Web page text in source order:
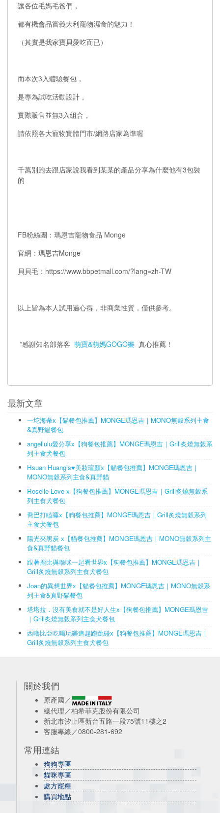
讓各位毛媽毛爸們，
都有機會品嘗義大利寵物濕食的魅力！
（其實是我家寶貝愛吃而已）
而本次3入體驗餐包，
是專為試吃活動設計，
實際販售並無3入組合，
請依照各大寵物實體門市/網路店家為準喔
千萬別跑去跟店家說我看到某某的產品分享為什麼他有3包裝
的
FB粉絲團：瑪恩吉寵物食品 Monge
官網：瑪恩吉Monge
貝貝毛：https://www.bbpetmall.com/?lang=zh-TW
以上皆為本人試用過心得，非商業性質，僅供參考。
*感謝知名部落客 萌寶&萌媽GOGO樂 真心推薦！
最新文章
一坨海蒂x【貓餐包推薦】MONGE瑪恩吉｜MONO無穀系列主食
&真野貓餐包
angellulu愛分享x【狗餐包推薦】MONGE瑪恩吉｜Grill炙燒無穀系
列主食犬餐包
Hsuan Huang's♥美妝瑄顏x【貓餐包推薦】MONGE瑪恩吉｜
MONO無穀系列主食&真野貓
Roselle Love x【狗餐包推薦】MONGE瑪恩吉｜Grill炙燒無穀系
列主食犬餐包
喬巴打瞌睡x【狗餐包推薦】MONGE瑪恩吉｜Grill炙燒無穀系列
主食犬餐包
陽光夾黑炭 x【貓餐包推薦】MONGE瑪恩吉｜MONO無穀系列主
食&真野貓餐包
跟著鹿比與嚕咪一起看世界x【狗餐包推薦】MONGE瑪恩吉｜
Grill炙燒無穀系列主食犬餐包
Joan的異想世界x【貓餐包推薦】MONGE瑪恩吉｜MONO無穀系
列主食&真野貓餐包
塔塔拉．沒有美食就不是好人生x【狗餐包推薦】MONGE瑪恩吉
｜Grill炙燒無穀系列主食犬餐包
西嚕比亞吃喝玩樂追趕跑跳碰x【狗餐包推薦】MONGE瑪恩吉｜
Grill炙燒無穀系列主食犬餐包
關於我們
原產國／
總代理／柏希菲克股份有限公司
新北市汐止區新台五路一段75號11樓之2
客服專線／0800-281-692
常用連結
狗狗專區
貓咪專區
處方寵糧
購買地點